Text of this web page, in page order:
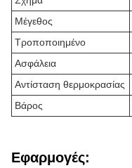
Μέγεθος
Τροποποιημένο
Ασφάλεια
Αντίσταση θερμοκρασίας
Βάρος
Εφαρμογές: